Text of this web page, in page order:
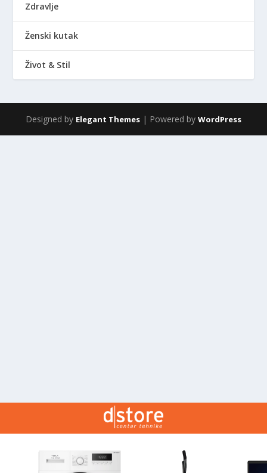
Zdravlje
Ženski kutak
Život & Stil
Designed by Elegant Themes | Powered by WordPress